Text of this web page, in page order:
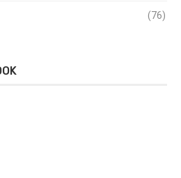
(76)